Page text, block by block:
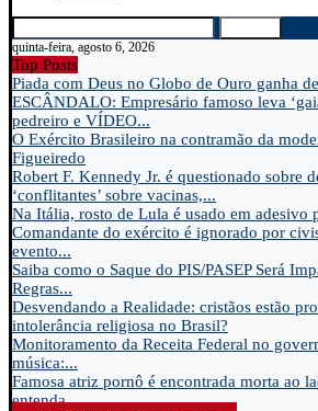
quinta-feira, agosto 6, 2026
Top Posts
Piada com Deus no Globo de Ouro ganha
ESCÂNDALO: Empresário famoso leva
pedreiro e VÍDEO...
O Exército Brasileiro na contramão da
Figueiredo
Robert F. Kennedy Jr. é questionado sobre
‘conflitantes’ sobre vacinas,...
Na Itália, rosto de Lula é usado em adesivo
Comandante do exército é ignorado por
evento...
Saiba como o Saque do PIS/PASEP Será
Regras...
Desvendando a Realidade: cristãos estão
intolerância religiosa no Brasil?
Monitoramento da Receita Federal no
música:...
Famosa atriz pornô é encontrada morta ao
entenda...